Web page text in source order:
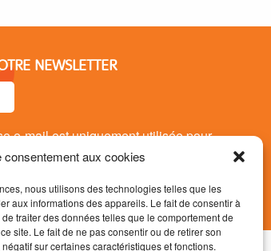
consentement aux cookies
nous utilisons des technologies telles que les
aux informations des appareils. Le fait de consentir à
traiter des données telles que le comportement de
site. Le fait de ne pas consentir ou de retirer son
sur certaines caractéristiques et fonctions.
NEWSLETTER
e-mail est uniquement utilisée pour
notre newsletter. Vous pouvez vous